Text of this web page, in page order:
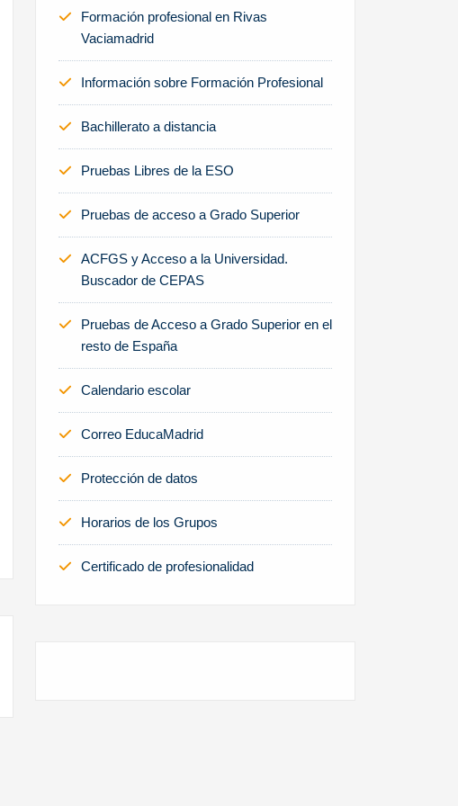
Formación profesional en Rivas
Vaciamadrid
Información sobre Formación Profesional
Bachillerato a distancia
Pruebas Libres de la ESO
Pruebas de acceso a Grado Superior
ACFGS y Acceso a la Universidad.
Buscador de CEPAS
Pruebas de Acceso a Grado Superior en el
resto de España
Calendario escolar
Correo EducaMadrid
Protección de datos
Horarios de los Grupos
Certificado de profesionalidad